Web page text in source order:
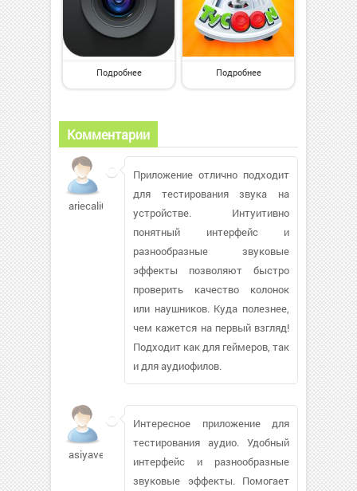
Подробнее Подробнее
Комментарии
ariecali09
Приложение отлично подходит
для тестирования звука на
устройстве. Интуитивно
понятный интерфейс и
разнообразные звуковые
эффекты позволяют быстро
проверить качество колонок
или наушников. Куда полезнее,
чем кажется на первый взгляд!
Подходит как для геймеров, так
и для аудиофилов.
asiyavest
Интересное приложение для
тестирования аудио. Удобный
интерфейс и разнообразные
звуковые эффекты. Помогает